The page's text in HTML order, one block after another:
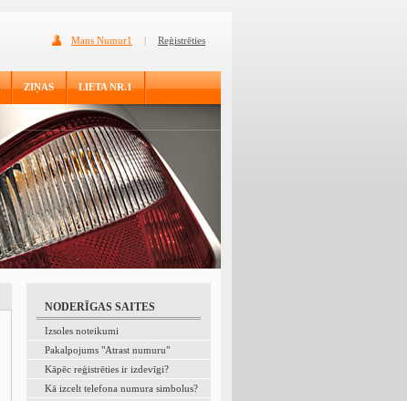
Mans Numur1 | Reģistrēties
ZIŅAS LIETA NR.1
NODERĪGAS SAITES
Izsoles noteikumi
Pakalpojums "Atrast numuru"
Kāpēc reģistrēties ir izdevīgi?
Kā izcelt telefona numura simbolus?